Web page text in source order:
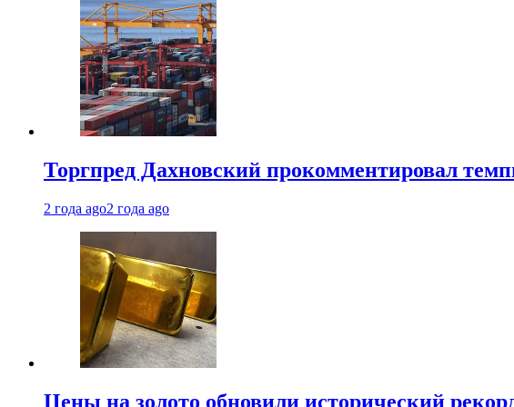
Торгпред Дахновский прокомментировал
2 года ago2 года ago
Цены на золото обновили исторический